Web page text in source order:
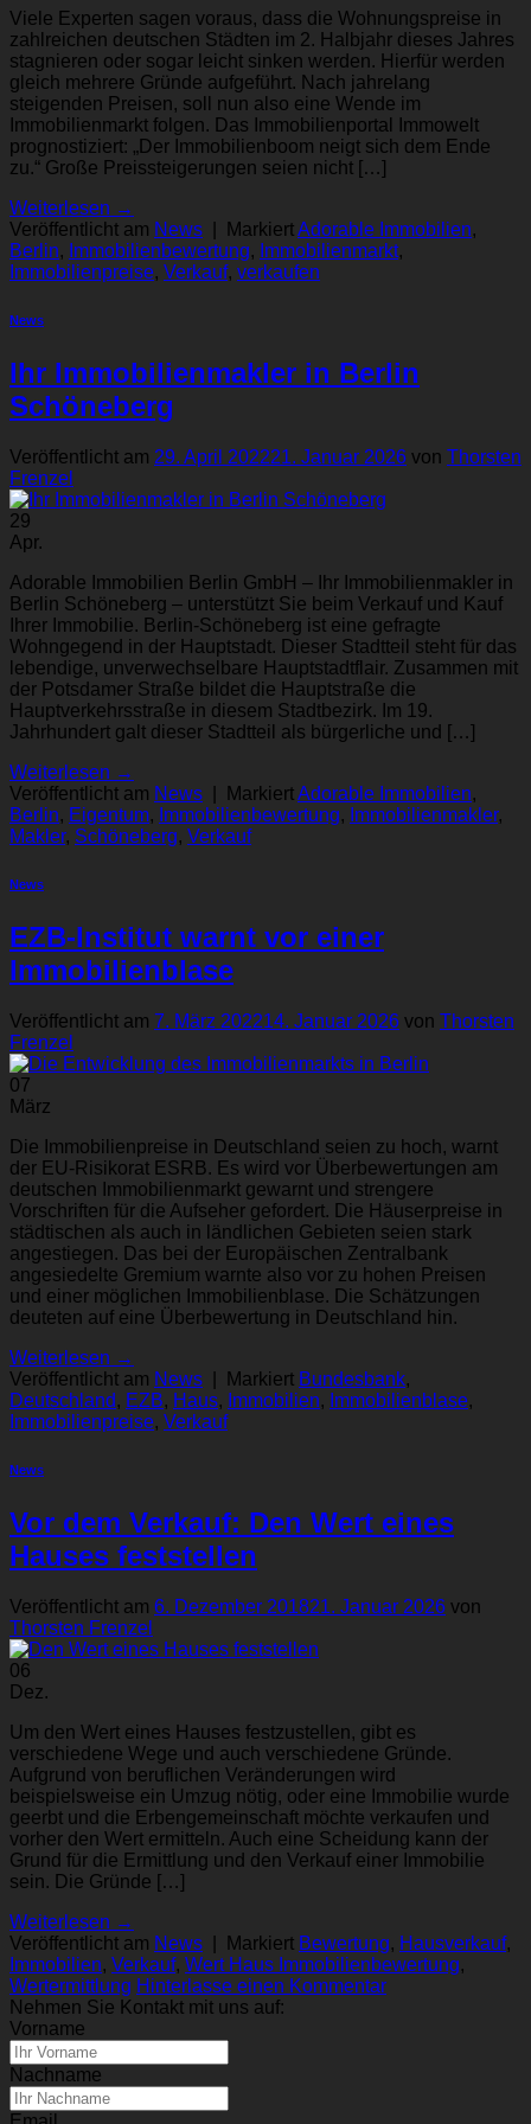
Viele Experten sagen voraus, dass die Wohnungspreise in
zahlreichen deutschen Städten im 2. Halbjahr dieses Jahres
stagnieren oder sogar leicht sinken werden. Hierfür werden
gleich mehrere Gründe aufgeführt. Nach jahrelang
steigenden Preisen, soll nun also eine Wende im
Immobilienmarkt folgen. Das Immobilienportal Immowelt
prognostiziert: „Der Immobilienboom neigt sich dem Ende
zu.“ Große Preissteigerungen seien nicht […]
Weiterlesen →
Veröffentlicht am News MarkiertAdorable Immobilien,
Berlin, Immobilienbewertung, Immobilienmarkt,
Immobilienpreise, Verkauf, verkaufen
News
Ihr Immobilienmakler in Berlin
Schöneberg
Veröffentlicht am 29. April 202221. Januar 2026 von Thorsten
Frenzel
29
Apr.
Adorable Immobilien Berlin GmbH – Ihr Immobilienmakler in
Berlin Schöneberg – unterstützt Sie beim Verkauf und Kauf
Ihrer Immobilie. Berlin-Schöneberg ist eine gefragte
Wohngegend in der Hauptstadt. Dieser Stadtteil steht für das
lebendige, unverwechselbare Hauptstadtflair. Zusammen mit
der Potsdamer Straße bildet die Hauptstraße die
Hauptverkehrsstraße in diesem Stadtbezirk. Im 19.
Jahrhundert galt dieser Stadtteil als bürgerliche und […]
Weiterlesen →
Veröffentlicht am News MarkiertAdorable Immobilien,
Berlin, Eigentum, Immobilienbewertung, Immobilienmakler,
Makler, Schöneberg, Verkauf
News
EZB-Institut warnt vor einer
Immobilienblase
Veröffentlicht am 7. März 202214. Januar 2026 von Thorsten
Frenzel
07
März
Die Immobilienpreise in Deutschland seien zu hoch, warnt
der EU-Risikorat ESRB. Es wird vor Überbewertungen am
deutschen Immobilienmarkt gewarnt und strengere
Vorschriften für die Aufseher gefordert. Die Häuserpreise in
städtischen als auch in ländlichen Gebieten seien stark
angestiegen. Das bei der Europäischen Zentralbank
angesiedelte Gremium warnte also vor zu hohen Preisen
und einer möglichen Immobilienblase. Die Schätzungen
deuteten auf eine Überbewertung in Deutschland hin.
Weiterlesen →
Veröffentlicht am News Markiert Bundesbank,
Deutschland , EZB, Haus, Immobilien, Immobilienblase,
Immobilienpreise, Verkauf
News
Vor dem Verkauf: Den Wert eines
Hauses feststellen
Veröffentlicht am 6. Dezember 201821. Januar 2026 von
Thorsten Frenzel
06
Dez.
Um den Wert eines Hauses festzustellen, gibt es
verschiedene Wege und auch verschiedene Gründe.
Aufgrund von beruflichen Veränderungen wird
beispielsweise ein Umzug nötig, oder eine Immobilie wurde
geerbt und die Erbengemeinschaft möchte verkaufen und
vorher den Wert ermitteln. Auch eine Scheidung kann der
Grund für die Ermittlung und den Verkauf einer Immobilie
sein. Die Gründe […]
Weiterlesen →
Veröffentlicht am News Markiert Bewertung, Hausverkauf,
Immobilien, Verkauf, Wert Haus Immobilienbewertung,
Wertermittlung Hinterlasse einen Kommentar
Nehmen Sie Kontakt mit uns auf:
Vorname
Nachname